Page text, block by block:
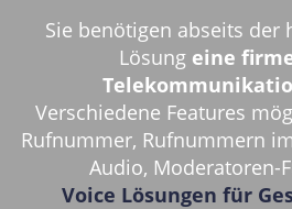
Sie benötigen abseits der
Lösung eine
Verschiedene Features
Rufnummer, Rufnummern
Audio, Moderatoren-
Voice Lösungen für